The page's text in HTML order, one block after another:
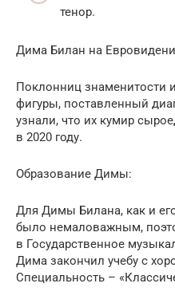
тенор.
Дима Билан на
Поклонниц знаменитости
фигуры, поставленный
узнали, что их кумир
в 2020 году.
Образование Димы:
Для Димы Билана, как и
было немаловажным,
в Государственное
Дима закончил учебу с
Специальность –